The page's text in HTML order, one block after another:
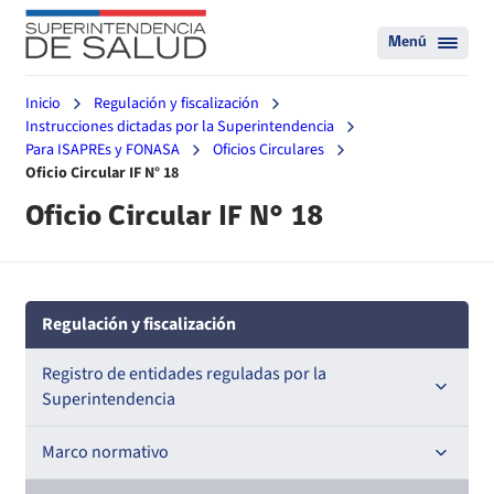
Menú
Inicio
Regulación y fiscalización
Instrucciones dictadas por la Superintendencia
Para ISAPREs y FONASA
Oficios Circulares
Oficio Circular IF N° 18
Oficio Circular IF N° 18
Regulación y fiscalización
Registro de entidades reguladas por la
Superintendencia
Registro de Prestadores Acreditados
Marco normativo